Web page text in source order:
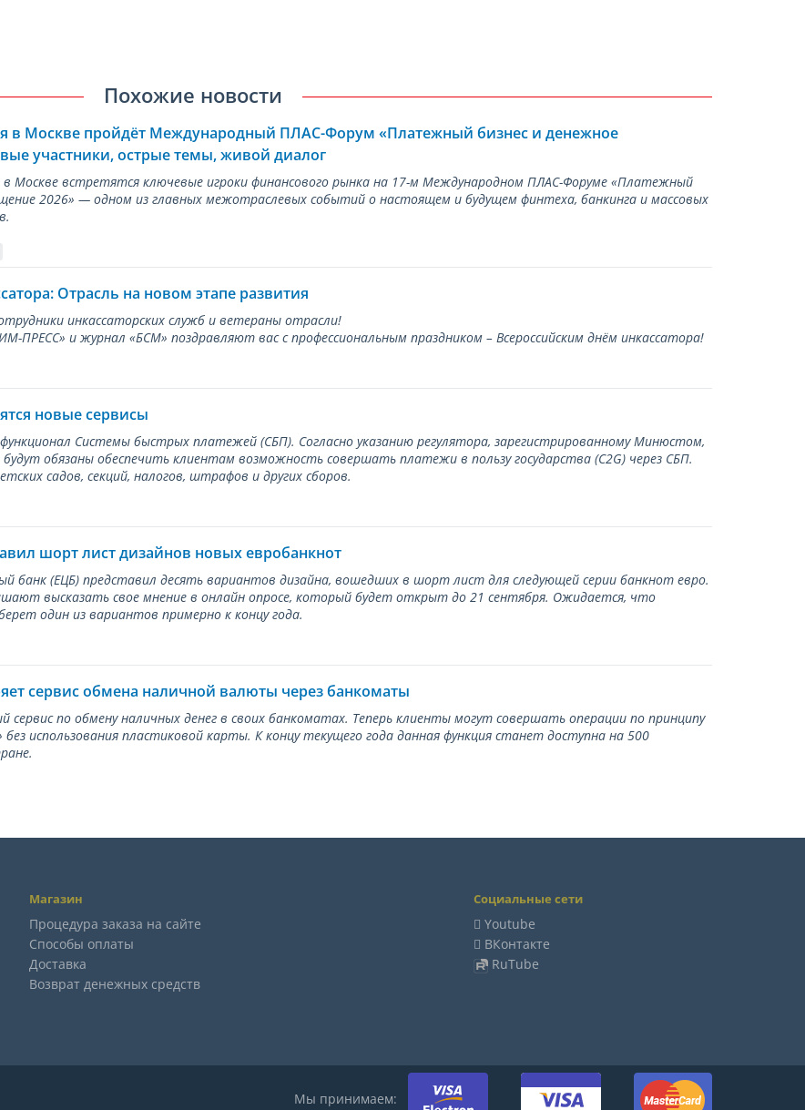
Похожие новости
в Москве пройдёт Международный ПЛАС-Форум «Платежный бизнес и денежное
участники, острые темы, живой диалог
в Москве встретятся ключевые игроки финансового рынка на 17-м Международном ПЛАС-Форуме «Платежный
2026» — одном из главных межотраслевых событий о настоящем и будущем финтеха, банкинга и массовых
Отрасль на новом этапе развития
инкассаторских служб и ветераны отрасли!
ПРЕСС» и журнал «БСМ» поздравляют вас с профессиональным праздником – Всероссийским днём инкассатора!
новые сервисы
Системы быстрых платежей (СБП). Согласно указанию регулятора, зарегистрированному Минюстом,
обязаны обеспечить клиентам возможность совершать платежи в пользу государства (С2G) через СБП.
садов, секций, налогов, штрафов и других сборов.
шорт лист дизайнов новых евробанкнот
банк (ЕЦБ) представил десять вариантов дизайна, вошедших в шорт лист для следующей серии банкнот евро.
высказать свое мнение в онлайн опросе, который будет открыт до 21 сентября. Ожидается, что
один из вариантов примерно к концу года.
сервис обмена наличной валюты через банкоматы
сервис по обмену наличных денег в своих банкоматах. Теперь клиенты могут совершать операции по принципу
без использования пластиковой карты. К концу текущего года данная функция станет доступна на 500
Магазин
Процедура заказа на сайте
Способы оплаты
Доставка
Возврат денежных средств
Социальные сети
Youtube
ВКонтакте
RuTube
Мы принимаем: